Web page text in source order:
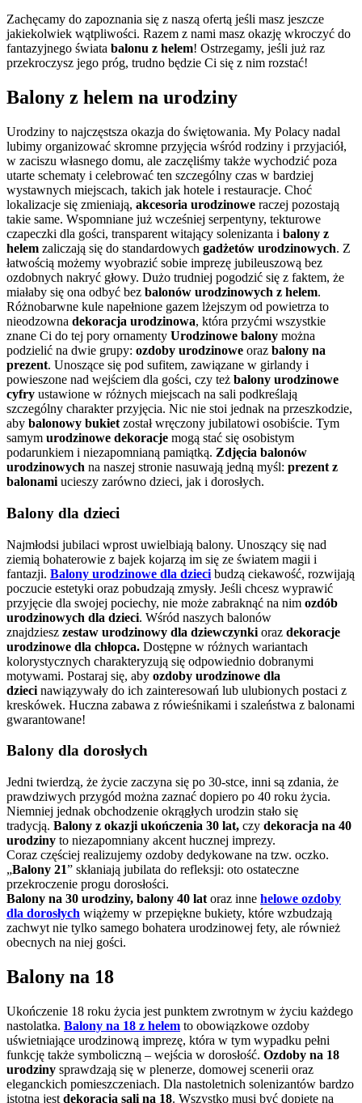
Zachęcamy do zapoznania się z naszą ofertą jeśli masz jeszcze
jakiekolwiek wątpliwości. Razem z nami masz okazję wkroczyć do
fantazyjnego świata balonu z helem! Ostrzegamy, jeśli już raz
przekroczysz jego próg, trudno będzie Ci się z nim rozstać!
Balony z helem na urodziny
Urodziny to najczęstsza okazja do świętowania. My Polacy nadal
lubimy organizować skromne przyjęcia wśród rodziny i przyjaciół,
w zaciszu własnego domu, ale zaczęliśmy także wychodzić poza
utarte schematy i celebrować ten szczególny czas w bardziej
wystawnych miejscach, takich jak hotele i restauracje. Choć
lokalizacje się zmieniają, akcesoria urodzinowe raczej pozostają
takie same. Wspomniane już wcześniej serpentyny, tekturowe
czapeczki dla gości, transparent witający solenizanta i balony z
helem zaliczają się do standardowych gadżetów urodzinowych. Z
łatwością możemy wyobrazić sobie imprezę jubileuszową bez
ozdobnych nakryć głowy. Dużo trudniej pogodzić się z faktem, że
miałaby się ona odbyć bez balonów urodzinowych z helem.
Różnobarwne kule napełnione gazem lżejszym od powietrza to
nieodzowna dekoracja urodzinowa, która przyćmi wszystkie
znane Ci do tej pory ornamenty Urodzinowe balony można
podzielić na dwie grupy: ozdoby urodzinowe oraz balony na
prezent. Unoszące się pod sufitem, zawiązane w girlandy i
powieszone nad wejściem dla gości, czy też balony urodzinowe
cyfry ustawione w różnych miejscach na sali podkreślają
szczególny charakter przyjęcia. Nic nie stoi jednak na przeszkodzie,
aby balonowy bukiet został wręczony jubilatowi osobiście. Tym
samym urodzinowe dekoracje mogą stać się osobistym
podarunkiem i niezapomnianą pamiątką. Zdjęcia balonów
urodzinowych na naszej stronie nasuwają jedną myśl: prezent z
balonami ucieszy zarówno dzieci, jak i dorosłych.
Balony dla dzieci
Najmłodsi jubilaci wprost uwielbiają balony. Unoszący się nad
ziemią bohaterowie z bajek kojarzą im się ze światem magii i
fantazji. Balony urodzinowe dla dzieci budzą ciekawość, rozwijają
poczucie estetyki oraz pobudzają zmysły. Jeśli chcesz wyprawić
przyjęcie dla swojej pociechy, nie może zabraknąć na nim ozdób
urodzinowych dla dzieci. Wśród naszych balonów
znajdziesz zestaw urodzinowy dla dziewczynki oraz dekoracje
urodzinowe dla chłopca. Dostępne w różnych wariantach
kolorystycznych charakteryzują się odpowiednio dobranymi
motywami. Postaraj się, aby ozdoby urodzinowe dla
dzieci nawiązywały do ich zainteresowań lub ulubionych postaci z
kreskówek. Huczna zabawa z rówieśnikami i szaleństwa z balonami
gwarantowane!
Balony dla dorosłych
Jedni twierdzą, że życie zaczyna się po 30-stce, inni są zdania, że
prawdziwych przygód można zaznać dopiero po 40 roku życia.
Niemniej jednak obchodzenie okrągłych urodzin stało się
tradycją. Balony z okazji ukończenia 30 lat, czy dekoracja na 40
urodziny to niezapomniany akcent hucznej imprezy.
Coraz częściej realizujemy ozdoby dedykowane na tzw. oczko.
„Balony 21” skłaniają jubilata do refleksji: oto ostateczne
przekroczenie progu dorosłości.
Balony na 30 urodziny, balony 40 lat oraz inne helowe ozdoby
dla dorosłych wiążemy w przepiękne bukiety, które wzbudzają
zachwyt nie tylko samego bohatera urodzinowej fety, ale również
obecnych na niej gości.
Balony na 18
Ukończenie 18 roku życia jest punktem zwrotnym w życiu każdego
nastolatka. Balony na 18 z helem to obowiązkowe ozdoby
uświetniające urodzinową imprezę, która w tym wypadku pełni
funkcję także symboliczną – wejścia w dorosłość. Ozdoby na 18
urodziny sprawdzają się w plenerze, domowej scenerii oraz
eleganckich pomieszczeniach. Dla nastoletnich solenizantów bardzo
istotna jest dekoracja sali na 18. Wszystko musi być dopięte na